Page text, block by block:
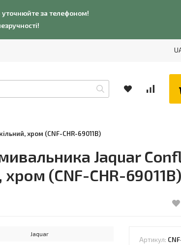
уточнюйте за телефоном!
хром (CNF-CHR-69011B)
Jaquar
(CNF-CHR-69011B)
Jaquar
Артикул: